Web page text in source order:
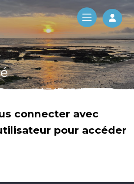
Log
connecter avec
pour accéder